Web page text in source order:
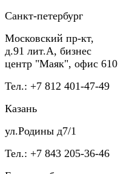
Санкт-петербург
Московский пр-кт,
д.91 лит.А, бизнес
центр "Маяк", офис 610
Тел.: +7 812 401-47-49
Казань
ул.Родины д7/1
Тел.: +7 843 205-36-46